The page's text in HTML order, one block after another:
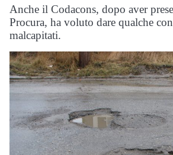
Anche il Codacons, dopo aver
Procura, ha voluto dare qualche
malcapitati.